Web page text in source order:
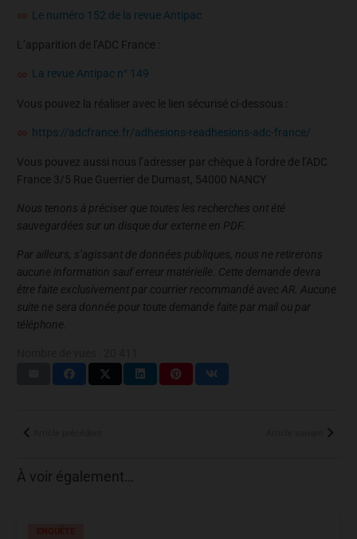
Le numéro 152 de la revue Antipac
L’apparition de l’ADC France :
La revue Antipac n° 149
Vous pouvez la réaliser avec le lien sécurisé ci-dessous :
https://adcfrance.fr/adhesions-readhesions-adc-france/
Vous pouvez aussi nous l’adresser par chèque à l’ordre de l’ADC
France 3/5 Rue Guerrier de Dumast, 54000 NANCY
Nous tenons à préciser que toutes les recherches ont été
sauvegardées sur un disque dur externe en PDF.
Par ailleurs, s’agissant de données publiques, nous ne retirerons
aucune information sauf erreur matérielle. Cette demande devra
être faite exclusivement par courrier recommandé avec AR. Aucune
suite ne sera donnée pour toute demande faite par mail ou par
téléphone.
À voir également…